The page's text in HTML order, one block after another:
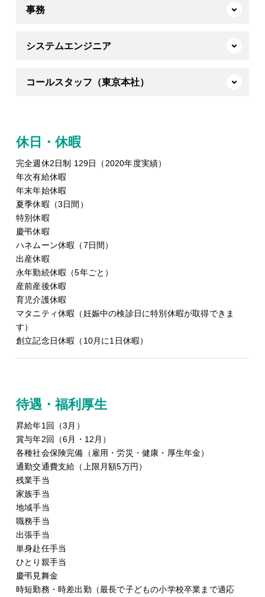
事務
システムエンジニア
コールスタッフ（東京本社）
休日・休暇
完全週休2日制 129日（2020年度実績）
年次有給休暇
年末年始休暇
夏季休暇（3日間）
特別休暇
慶弔休暇
ハネムーン休暇（7日間）
出産休暇
永年勤続休暇（5年ごと）
産前産後休暇
育児介護休暇
マタニティ休暇（妊娠中の検診日に特別休暇が取得できま
す）
創立記念日休暇（10月に1日休暇）
待遇・福利厚生
昇給年1回（3月）
賞与年2回（6月・12月）
各種社会保険完備（雇用・労災・健康・厚生年金）
通勤交通費支給（上限月額5万円）
残業手当
家族手当
地域手当
職務手当
出張手当
単身赴任手当
ひとり親手当
慶弔見舞金
時短勤務・時差出勤（最長で子どもの小学校卒業まで適応